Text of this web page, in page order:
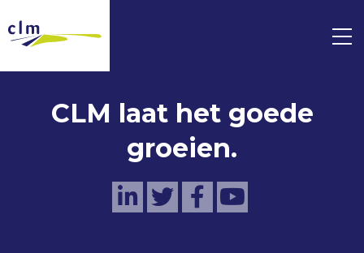
CLM laat het goede
groeien.